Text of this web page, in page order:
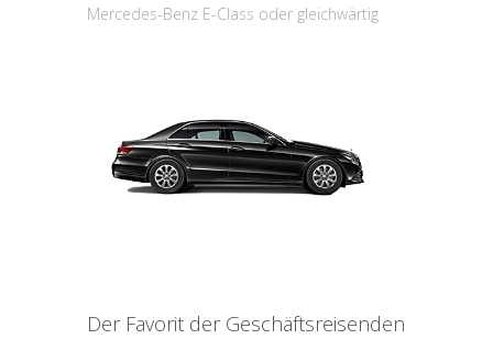
Mercedes-Benz E-Class oder gleichwärtig
Der Favorit der Geschäftsreisenden